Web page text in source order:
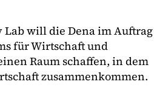
Lab will die Dena im Auftrag
für Wirtschaft und
Raum schaffen, in dem
zusammenkommen.